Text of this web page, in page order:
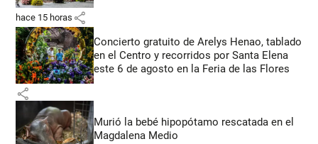
hace 15 horas share
Concierto gratuito de Arelys Henao, tablado
en el Centro y recorridos por Santa Elena
este 6 de agosto en la Feria de las Flores
share
Murió la bebé hipopótamo rescatada en el
Magdalena Medio